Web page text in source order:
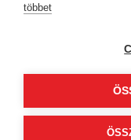
többet
Informácie o
Naši partneri